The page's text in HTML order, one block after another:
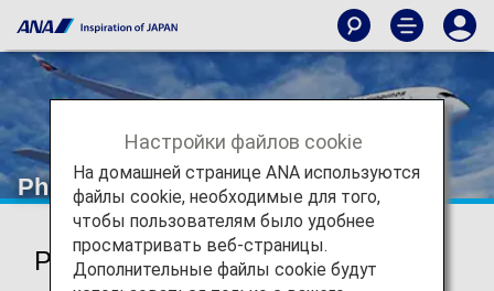
Philippine Airlines
Philippine Airlines (PR)
Настройки файлов cookie
На домашней странице ANA используются
файлы cookie, необходимые для того,
чтобы пользователям было удобнее
просматривать веб-страницы.
Дополнительные файлы cookie будут